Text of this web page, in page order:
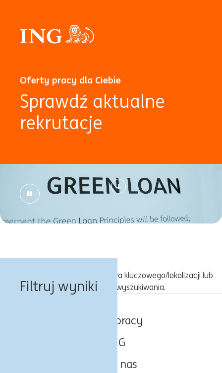
Oferty pracy dla Ciebie
Sprawdź aktualne
rekrutacje
Filtruj wyniki
Spróbuj z inną kombinacją słowa kluczowego/lokalizacji lub
rozszerz kryteria wyszukiwania.
Oferty pracy
O ING
Poznaj nas